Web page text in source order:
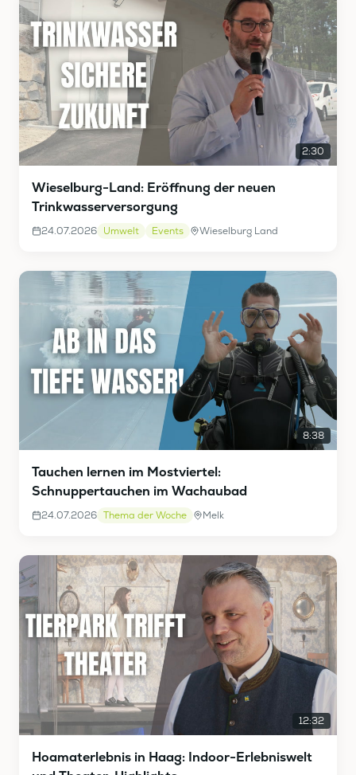
2:30
Wieselburg-Land: Eröffnung der neuen
Trinkwasserversorgung
24.07.2026 Umwelt Events Wieselburg Land
8:38
Tauchen lernen im Mostviertel:
Schnuppertauchen im Wachaubad
24.07.2026 Thema der Woche Melk
12:32
Hoamaterlebnis in Haag: Indoor-Erlebniswelt